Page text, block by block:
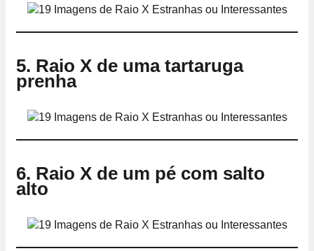
5. Raio X de uma tartaruga
prenha
6. Raio X de um pé com salto
alto